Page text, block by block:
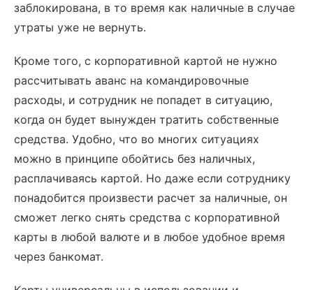
заблокирована, в то время как наличные в случае
утраты уже не вернуть.
Кроме того, с корпоративной картой не нужно
рассчитывать аванс на командировочные
расходы, и сотрудник не попадет в ситуацию,
когда он будет вынужден тратить собственные
средства. Удобно, что во многих ситуациях
можно в принципе обойтись без наличных,
расплачиваясь картой. Но даже если сотруднику
понадобится произвести расчет за наличные, он
сможет легко снять средства с корпоративной
карты в любой валюте и в любое удобное время
через банкомат.